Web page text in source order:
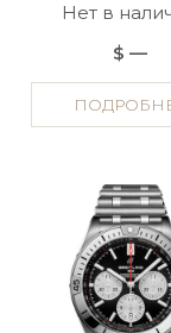
Нет в
$ —